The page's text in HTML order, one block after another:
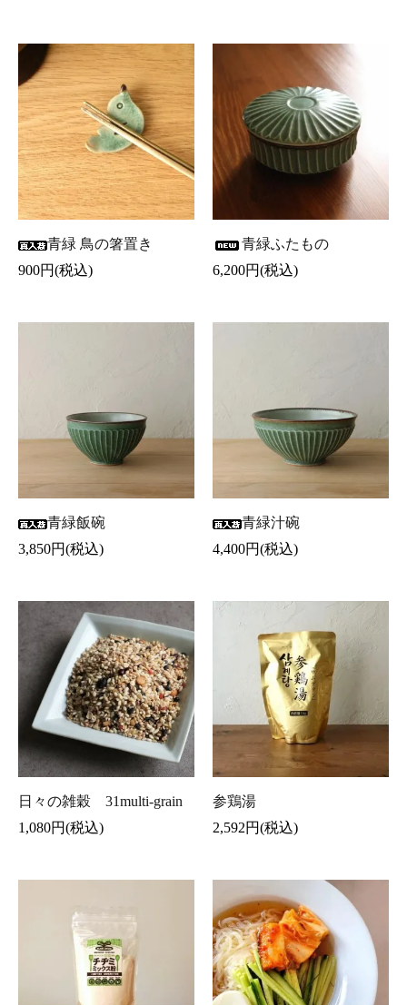
青緑 鳥の箸置き
900円(税込)
青緑ふたもの
6,200円(税込)
青緑飯碗
3,850円(税込)
青緑汁碗
4,400円(税込)
日々の雑穀 31multi-grain
1,080円(税込)
参鶏湯
2,592円(税込)